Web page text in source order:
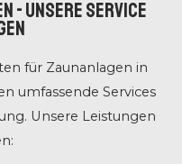
UNSERE SERVICE
für Zaunanlagen in
umfassende Services
Unsere Leistungen